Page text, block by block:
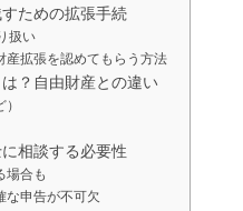
ための拡張手続
扱い
産拡張を認めてもらう方法
？自由財産との違い
相談する必要性
場合も
な申告が不可欠